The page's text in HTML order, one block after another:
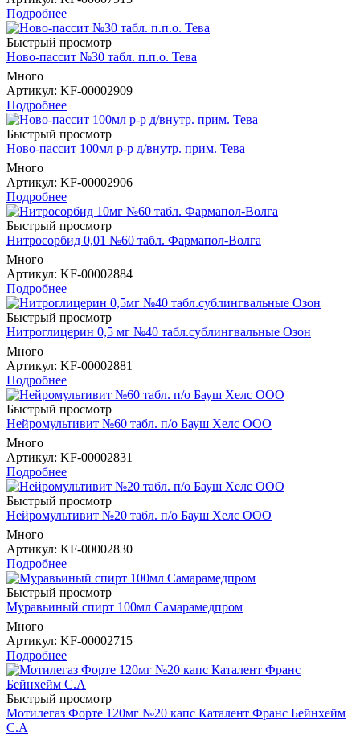
Подробнее
Быстрый просмотр
Ново-пассит №30 табл. п.п.о. Тева
Много
Артикул: KF-00002909
Подробнее
Быстрый просмотр
Ново-пассит 100мл р-р д/внутр. прим. Тева
Много
Артикул: KF-00002906
Подробнее
Быстрый просмотр
Нитросорбид 0,01 №60 табл. Фармапол-Волга
Много
Артикул: KF-00002884
Подробнее
Быстрый просмотр
Нитроглицерин 0,5 мг №40 табл.сублингвальные Озон
Много
Артикул: KF-00002881
Подробнее
Быстрый просмотр
Нейромультивит №60 табл. п/о Бауш Хелс ООО
Много
Артикул: KF-00002831
Подробнее
Быстрый просмотр
Нейромультивит №20 табл. п/о Бауш Хелс ООО
Много
Артикул: KF-00002830
Подробнее
Быстрый просмотр
Муравьиный спирт 100мл Самарамедпром
Много
Артикул: KF-00002715
Подробнее
Быстрый просмотр
Мотилегаз Форте 120мг №20 капс Каталент Франс Бейнхейм
С.А